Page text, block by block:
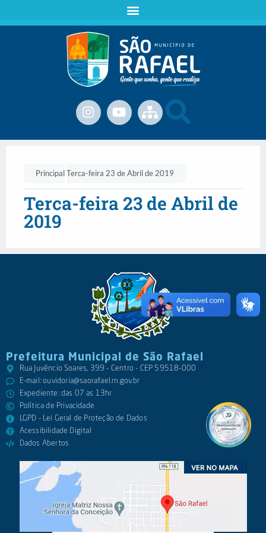
PrincipalTerca-feira 23 de Abril de 2019
Terca-feira 23 de Abril de
2019
Prefeitura Municipal de São Rafael
Rua Juvêncio Soares, 399 - Centro - CEP 59518-000
E-mail:ouvidoria@saorafael.rn.gov.br
Expediente: das 07 as 13hr
Política de Privacidade
LGPD - Lei Geral de Proteção de Dados
Acessibilidade Digital
Dados Abertos